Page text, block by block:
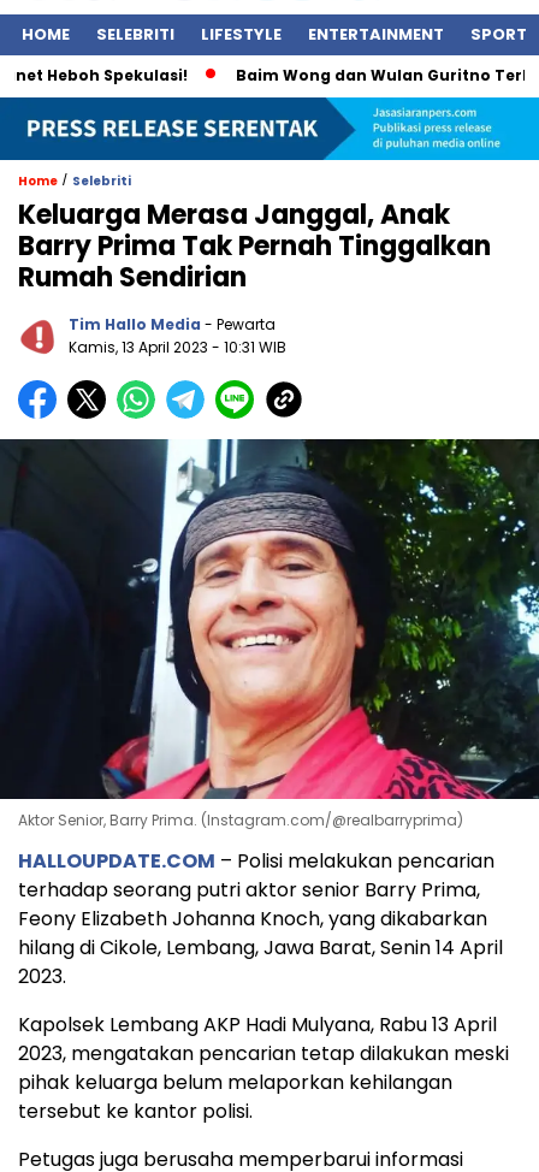
HOME SELEBRITI LIFESTYLE ENTERTAINMENT SPORT
Spekulasi! Baim Wong dan Wulan Guritno Terlihat
Home / Selebriti
Keluarga Merasa Janggal, Anak
Barry Prima Tak Pernah Tinggalkan
Rumah Sendirian
Tim Hallo Media - Pewarta
Kamis, 13 April 2023 - 10:31 WIB
Aktor Senior, Barry Prima. (Instagram.com/@realbarryprima)
HALLOUPDATE.COM – Polisi melakukan pencarian
terhadap seorang putri aktor senior Barry Prima,
Feony Elizabeth Johanna Knoch, yang dikabarkan
hilang di Cikole, Lembang, Jawa Barat, Senin 14 April
2023.
Kapolsek Lembang AKP Hadi Mulyana, Rabu 13 April
2023, mengatakan pencarian tetap dilakukan meski
pihak keluarga belum melaporkan kehilangan
tersebut ke kantor polisi.
Petugas juga berusaha memperbarui informasi